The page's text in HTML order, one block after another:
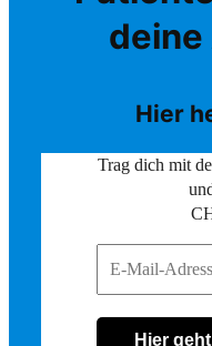
Hier
Trag dich mit